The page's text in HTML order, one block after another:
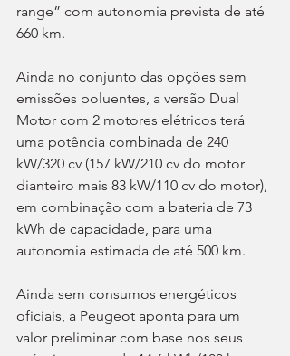
range” com autonomia prevista de até
660 km.
Ainda no conjunto das opções sem
emissões poluentes, a versão Dual
Motor com 2 motores elétricos terá
uma potência combinada de 240
kW/320 cv (157 kW/210 cv do motor
dianteiro mais 83 kW/110 cv do motor),
em combinação com a bateria de 73
kWh de capacidade, para uma
autonomia estimada de até 500 km.
Ainda sem consumos energéticos
oficiais, a Peugeot aponta para um
valor preliminar com base nos seus